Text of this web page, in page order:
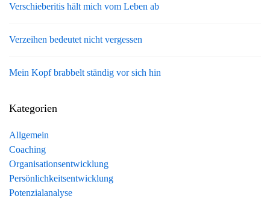
Verschieberitis hält mich vom Leben ab
Verzeihen bedeutet nicht vergessen
Mein Kopf brabbelt ständig vor sich hin
Kategorien
Allgemein
Coaching
Organisationsentwicklung
Persönlichkeitsentwicklung
Potenzialanalyse